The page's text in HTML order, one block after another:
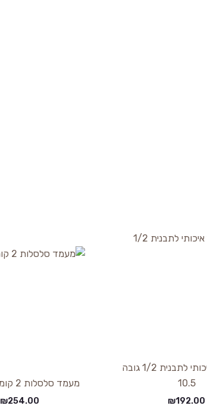
מעמד עץ איכותי לתבנית 1/2 גובה
10.5
₪192.00
מעמד סלסלות 2 קומות 41 ס"מ
₪254.00